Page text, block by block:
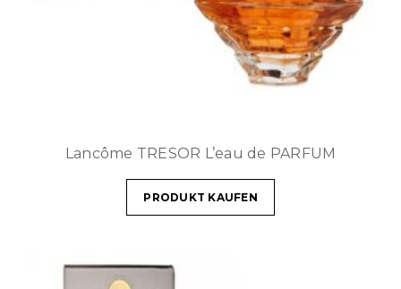
Lancôme TRESOR L’eau de PARFUM
PRODUKT KAUFEN